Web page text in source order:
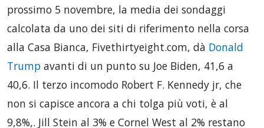
prossimo 5 novembre, la media dei sondaggi
calcolata da uno dei siti di riferimento nella corsa
alla Casa Bianca, Fivethirtyeight.com, dà Donald
Trump avanti di un punto su Joe Biden, 41,6 a
40,6. Il terzo incomodo Robert F. Kennedy jr, che
non si capisce ancora a chi tolga più voti, è al
9,8%,. Jill Stein al 3% e Cornel West al 2% restano